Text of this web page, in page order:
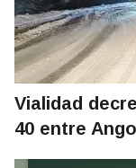
Vialidad
40 entre